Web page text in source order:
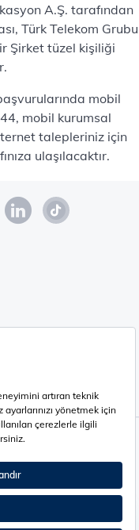
A.Ş. tarafından
Türk Telekom Grubu
Şirket tüzel kişiliği
mobil
mobil kurumsal
talepleriniz için
ulaşılacaktır.